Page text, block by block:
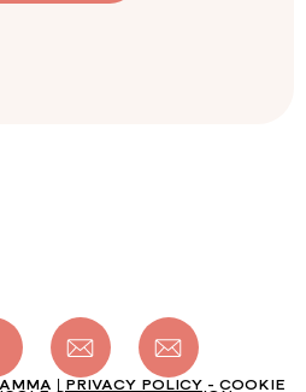
| PRIVACY POLICY - COOKIE